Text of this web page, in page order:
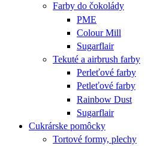
Farby do čokolády
PME
Colour Mill
Sugarflair
Tekuté a airbrush farby
Perleťové farby
Petleťové farby
Rainbow Dust
Sugarflair
Cukrárske pomôcky
Tortové formy, plechy